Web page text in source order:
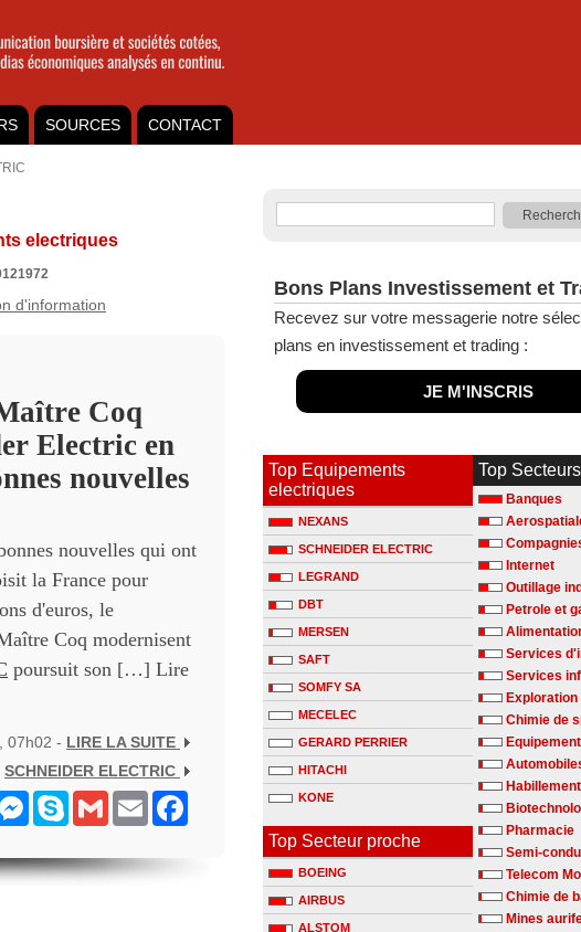
SOURCES CONTACT
electriques
d'information
Coq
Electric en
nouvelles
nouvelles qui ont
la France pour
d'euros, le
Coq modernisent
poursuit son […] Lire
07h02 - LIRE LA SUITE
SCHNEIDER ELECTRIC
Messenger
Skype Gmail Email
Bons Plans Investissement et
Recevez sur votre messagerie notre
plans en investissement et trading :
JE M'INSCRIS
Top Equipements
electriques
NEXANS
SCHNEIDER ELECTRIC
LEGRAND
DBT
MERSEN
SAFT
SOMFY SA
MECELEC
GERARD PERRIER
HITACHI
KONE
Top Secteur proche
BOEING
AIRBUS
ALSTOM
Top Secteurs
Banques
Internet
Outillage
Petrole et
Services
Services
Chimie de
Habillement
Pharmacie
Semi-
Telecom
Chimie de
Mines